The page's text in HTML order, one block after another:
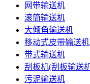
网带输送机
滚筒输送机
大倾角输送机
移动式皮带输送机
带式输送机
刮板机(刮板输送
污泥输送机